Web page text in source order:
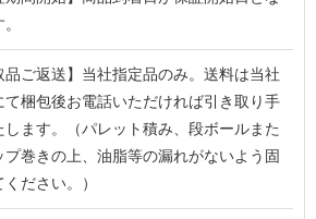
品ご返送】 当社指定品のみ。送料は当社
て梱包後お電話いただければ引き取り手
します。（パレット積み、段ボールまた
プ巻きの上、油脂等の漏れがないよう固
ださい。）